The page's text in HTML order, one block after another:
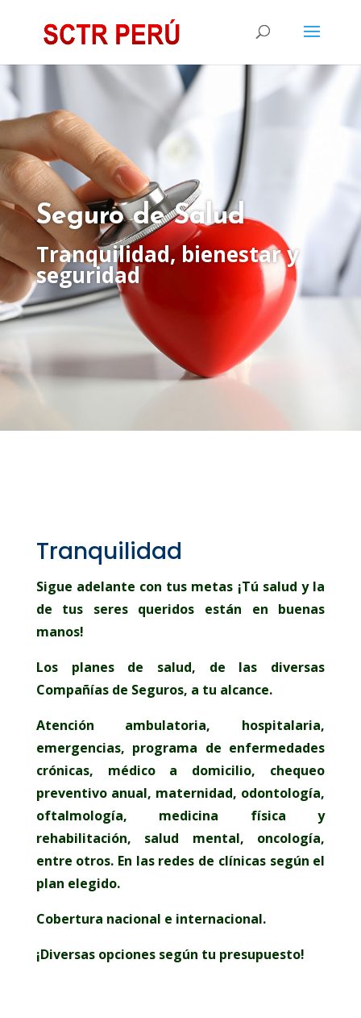
Seguro de Salud
Tranquilidad, bienestar y
seguridad
Tranquilidad
Sigue adelante con tus metas ¡Tú salud y la
de tus seres queridos están en buenas
manos!
Los planes de salud, de las diversas
Compañías de Seguros, a tu alcance.
Atención ambulatoria, hospitalaria,
emergencias, programa de enfermedades
crónicas, médico a domicilio, chequeo
preventivo anual, maternidad, odontología,
oftalmología, medicina física y
rehabilitación, salud mental, oncología,
entre otros. En las redes de clínicas según el
plan elegido.
Cobertura nacional e internacional.
¡Diversas opciones según tu presupuesto!